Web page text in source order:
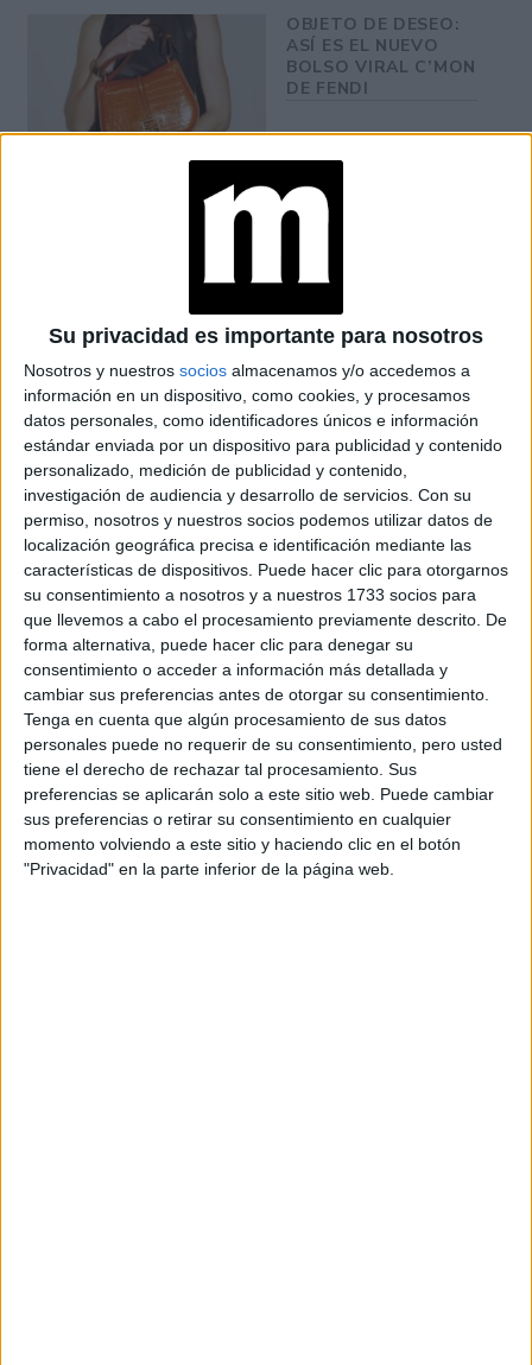
Su privacidad es importante para nosotros
Nosotros y nuestros socios almacenamos y/o accedemos a
información en un dispositivo, como cookies, y procesamos
datos personales, como identificadores únicos e información
estándar enviada por un dispositivo para publicidad y contenido
personalizado, medición de publicidad y contenido,
investigación de audiencia y desarrollo de servicios. Con su
permiso, nosotros y nuestros socios podemos utilizar datos de
localización geográfica precisa e identificación mediante las
características de dispositivos. Puede hacer clic para otorgarnos
su consentimiento a nosotros y a nuestros 1733 socios para
que llevemos a cabo el procesamiento previamente descrito. De
forma alternativa, puede hacer clic para denegar su
consentimiento o acceder a información más detallada y
cambiar sus preferencias antes de otorgar su consentimiento.
Tenga en cuenta que algún procesamiento de sus datos
personales puede no requerir de su consentimiento, pero usted
tiene el derecho de rechazar tal procesamiento. Sus
preferencias se aplicarán solo a este sitio web. Puede cambiar
sus preferencias o retirar su consentimiento en cualquier
momento volviendo a este sitio y haciendo clic en el botón
"Privacidad" en la parte inferior de la página web.
OBJETO DE DESEO:
ASÍ ES EL NUEVO
BOLSO VIRAL C’MON
DE FENDI
MODA Y
HORÓSCOPO:
DESCUBRÍ LA
SHAKIRA ESTÁ
FACTURANDO: SE
PRESENTÓ AL
PROGRAMA DE
JIMMY FALLON
LUCIENDO UN ROLEX
EL DELINEADO
INVERTIDO DE
SHAKIRA QUE ES
FUROR
El kimono corto de de la artista con mangas largas tiene
un diseño estampado con letras marrón sobre un fondo
camel, que debajo del escote deja ver el delicado top en
colornudey marrón.
Para complementar su look, optó por unas botas largas